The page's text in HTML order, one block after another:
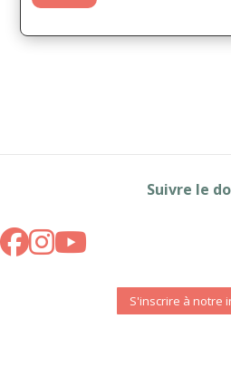
Suivre le
S'inscrire à notre